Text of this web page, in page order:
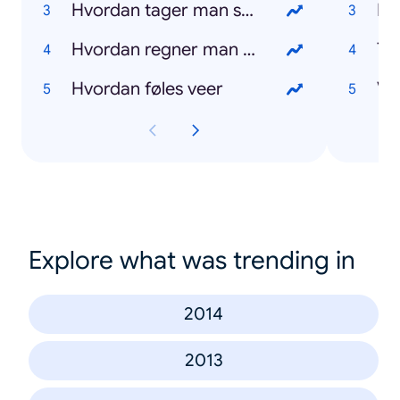
Hvordan tager man screenshot på Mac
Hvordan regner man procent ud
Hvordan føles veer
Explore what was trending in
2014
2013